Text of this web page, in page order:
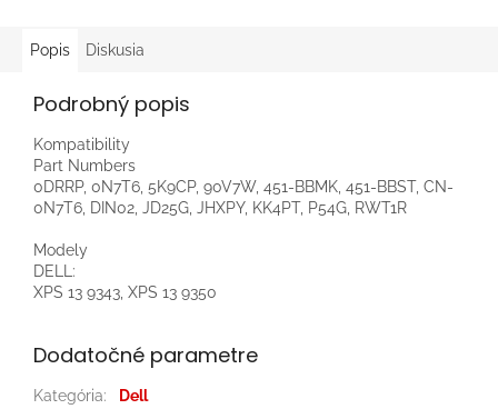
Popis Diskusia
Podrobný popis
Kompatibility
Part Numbers
0DRRP, 0N7T6, 5K9CP, 90V7W, 451-BBMK, 451-BBST, CN-
0N7T6, DIN02, JD25G, JHXPY, KK4PT, P54G, RWT1R
Modely
DELL:
XPS 13 9343, XPS 13 9350
Dodatočné parametre
Kategória:
Dell